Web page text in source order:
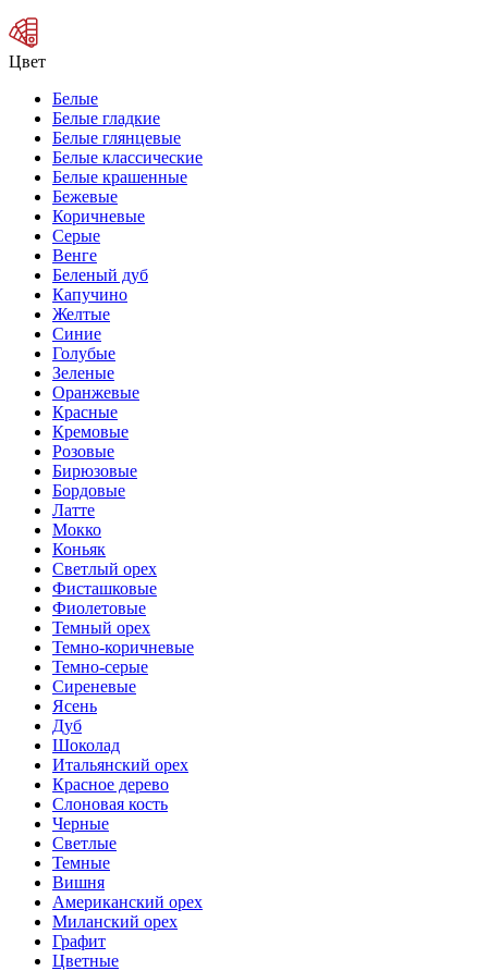
Цвет
Белые
Белые гладкие
Белые глянцевые
Белые классические
Белые крашенные
Бежевые
Коричневые
Серые
Венге
Беленый дуб
Капучино
Желтые
Синие
Голубые
Зеленые
Оранжевые
Красные
Кремовые
Розовые
Бирюзовые
Бордовые
Латте
Мокко
Коньяк
Светлый орех
Фисташковые
Фиолетовые
Темный орех
Темно-коричневые
Темно-серые
Сиреневые
Ясень
Дуб
Шоколад
Итальянский орех
Красное дерево
Слоновая кость
Черные
Светлые
Темные
Вишня
Американский орех
Миланский орех
Графит
Цветные